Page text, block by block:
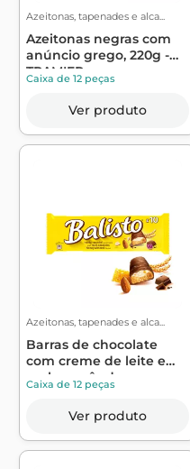
Azeitonas, tapenades e alca...
Azeitonas negras com
anúncio grego, 220g -
TRAMIER
Caixa de 12 peças
Ver produto
Azeitonas, tapenades e alca...
Barras de chocolate
com creme de leite e
mel e amêndo...
Caixa de 12 peças
Ver produto